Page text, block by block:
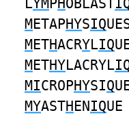
LYMPHOBLAST
METAPHYSIQ
METHACRYLIQ
METHYLACRYL
MICROPHYSIQ
MYASTHENIQUE